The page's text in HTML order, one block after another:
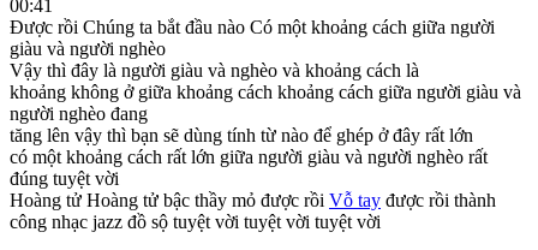
00:41
Được rồi Chúng ta bắt đầu nào Có một khoảng cách giữa người
giàu và người nghèo
Vậy thì đây là người giàu và nghèo và khoảng cách là
khoảng không ở giữa khoảng cách khoảng cách giữa người giàu và
người nghèo đang
tăng lên vậy thì bạn sẽ dùng tính từ nào để ghép ở đây rất lớn
có một khoảng cách rất lớn giữa người giàu và người nghèo rất
đúng tuyệt vời
Hoàng tử Hoàng tử bậc thầy mỏ được rồi Vỗ tay được rồi thành
công nhạc jazz đồ sộ tuyệt vời tuyệt vời tuyệt vời